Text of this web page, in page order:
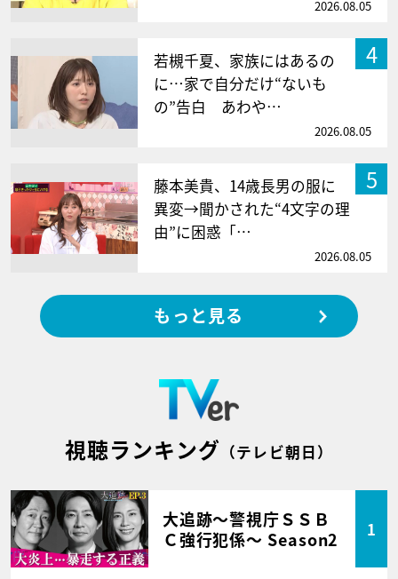
2026.08.05
4
若槻千夏、家族にはあるの
に…家で自分だけ“ないも
の”告白 あわや…
2026.08.05
5
藤本美貴、14歳長男の服に
異変→聞かされた“4文字の理
由”に困惑「…
2026.08.05
もっと見る
視聴ランキング （テレビ朝日）
大追跡～警視庁ＳＳＢ
Ｃ強行犯係～ Season2
1